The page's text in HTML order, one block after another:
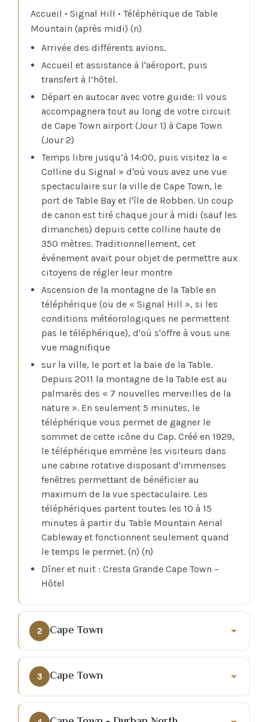
Accueil • Signal Hill • Téléphérique de Table
Mountain (après midi) (n)
Arrivée des différents avions.
Accueil et assistance à l'aéroport, puis
transfert à l’hôtel.
Départ en autocar avec votre guide: Il vous
accompagnera tout au long de votre circuit
de Cape Town airport (Jour 1) à Cape Town
(Jour 2)
Temps libre jusqu’à 14:00, puis visitez la «
Colline du Signal » d'où vous avez une vue
spectaculaire sur la ville de Cape Town, le
port de Table Bay et l'île de Robben. Un coup
de canon est tiré chaque jour à midi (sauf les
dimanches) depuis cette colline haute de
350 mètres. Traditionnellement, cet
événement avait pour objet de permettre aux
citoyens de régler leur montre
Ascension de la montagne de la Table en
téléphérique (ou de « Signal Hill », si les
conditions météorologiques ne permettent
pas le téléphérique), d'où s'offre à vous une
vue magnifique
sur la ville, le port et la baie de la Table.
Depuis 2011 la montagne de la Table est au
palmarès des « 7 nouvelles merveilles de la
nature ». En seulement 5 minutes, le
téléphérique vous permet de gagner le
sommet de cette icône du Cap. Créé en 1929,
le téléphérique emmène les visiteurs dans
une cabine rotative disposant d'immenses
fenêtres permettant de bénéficier au
maximum de la vue spectaculaire. Les
téléphériques partent toutes les 10 à 15
minutes à partir du Table Mountain Aerial
Cableway et fonctionnent seulement quand
le temps le permet. (n) (n)
Dîner et nuit : Cresta Grande Cape Town –
Hôtel
2 Cape Town
3 Cape Town